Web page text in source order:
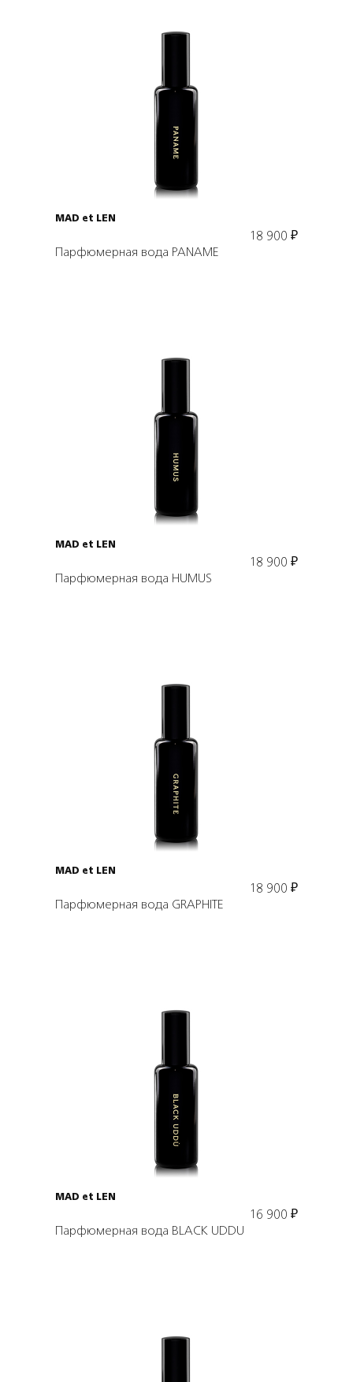
Подробнее
В корзину
MAD et LEN
18 900 ₽
Парфюмерная вода PANAME
Подробнее
В корзину
MAD et LEN
18 900 ₽
Парфюмерная вода HUMUS
Подробнее
В корзину
MAD et LEN
18 900 ₽
Парфюмерная вода GRAPHITE
Подробнее
В корзину
MAD et LEN
16 900 ₽
Парфюмерная вода BLACK UDDU